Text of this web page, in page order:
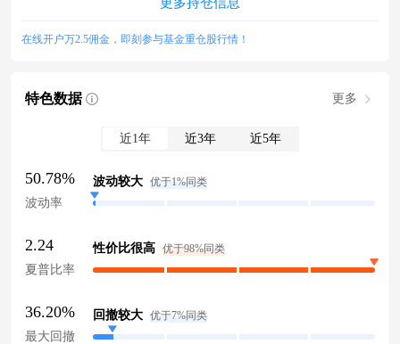
在线开户万2.5佣金，即刻参与基金重仓股行情！
特色数据 更多
近1年 近3年 近5年
50.78%
波动率
波动较大 优于1%同类
2.24
夏普比率
性价比很高 优于98%同类
36.20%
最大回撤
回撤较大 优于7%同类